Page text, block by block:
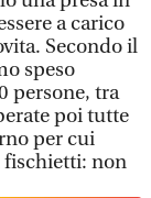
a carico
Secondo il
speso
persone, tra
poi tutte
per cui
fischietti: non